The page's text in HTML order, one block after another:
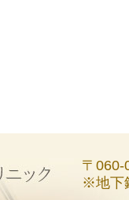
〒060-
※地下